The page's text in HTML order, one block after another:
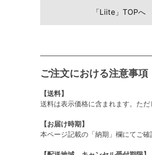
「Liite」TOPへ
ご注文における注意事項
【送料】
送料は表示価格に含まれます。た
【お届け時期】
本ページ記載の「納期」欄にてご